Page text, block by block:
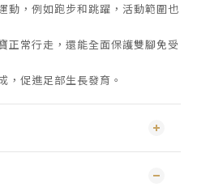
動，例如跑步和跳躍，活動範圍也
正常行走，還能全面保護雙腳免受
，促進足部生長發育。